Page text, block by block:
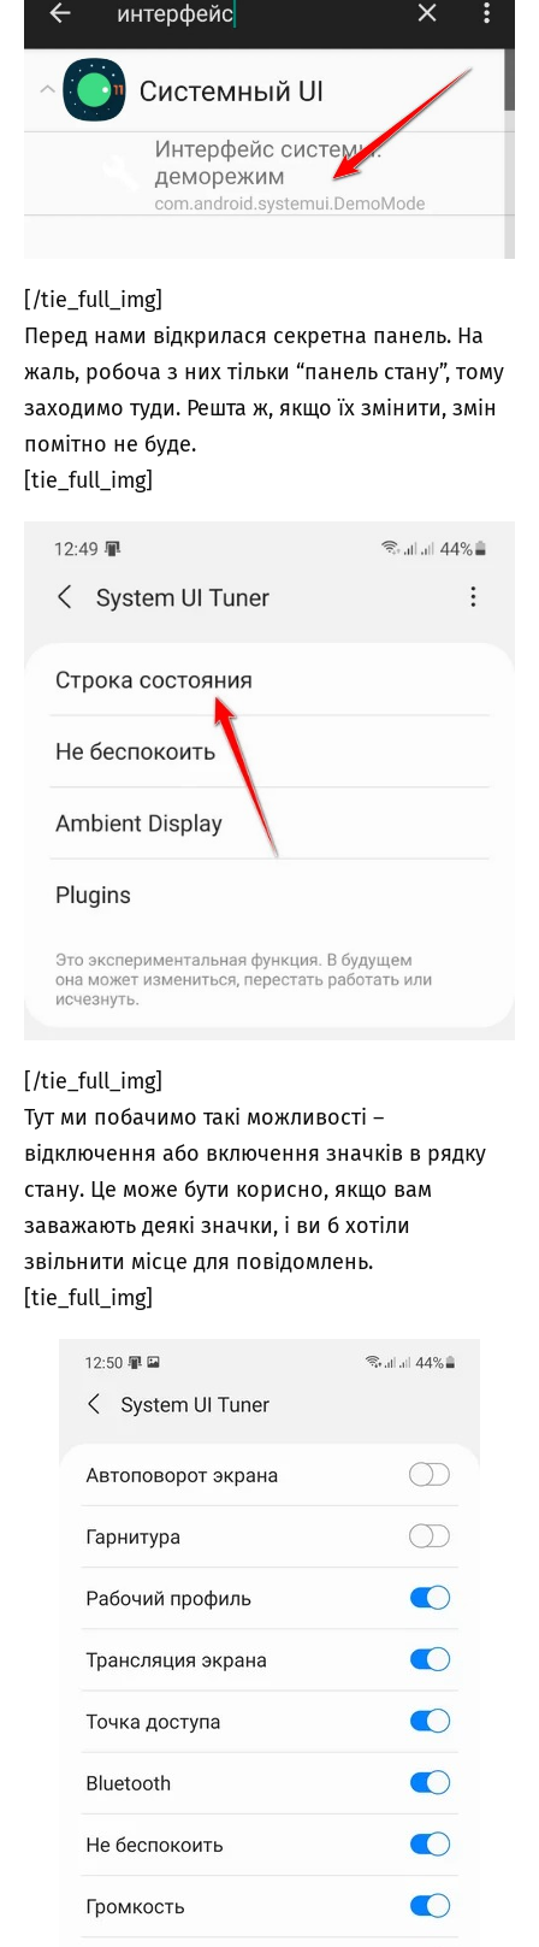
[/tie_full_img]
Перед нами відкрилася секретна панель. На
жаль, робоча з них тільки “панель стану”, тому
заходимо туди. Решта ж, якщо їх змінити, змін
помітно не буде.
[tie_full_img]
[/tie_full_img]
Тут ми побачимо такі можливості –
відключення або включення значків в рядку
стану. Це може бути корисно, якщо вам
заважають деякі значки, і ви б хотіли
звільнити місце для повідомлень.
[tie_full_img]